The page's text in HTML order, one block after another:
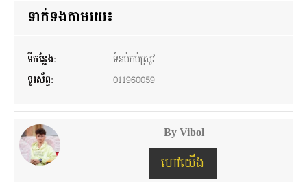
ទាក់ទងតាមរយ៖
ទីកន្លែង:
ទំនប់កប់ស្រូវ
ទូរស័ព្ទ:
011960059
By Vibol
ហៅយើង